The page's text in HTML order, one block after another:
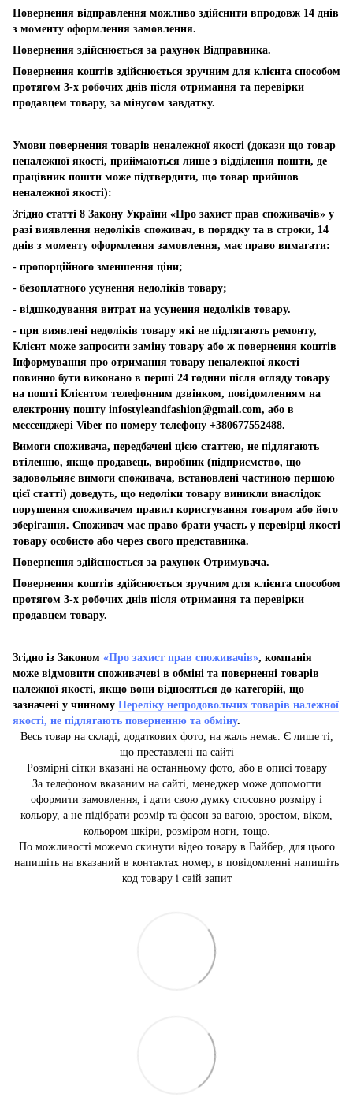
Повернення відправлення можливо здійснити впродовж 14 днів
з моменту оформлення замовлення.
Повернення здійснюється за рахунок Відправника.
Повернення коштів здійснюється зручним для клієнта способом
протягом 3-х робочих днів після отримання та перевірки
продавцем товару, за мінусом завдатку.
Умови повернення товарів неналежної якості (докази що товар
неналежної якості, приймаються лише з відділення пошти, де
працівник пошти може підтвердити, що товар прийшов
неналежної якості):
Згідно статті 8 Закону України «Про захист прав споживачів» у
разі виявлення недоліків споживач, в порядку та в строки, 14
днів з моменту оформлення замовлення, має право вимагати:
- пропорційного зменшення ціни;
- безоплатного усунення недоліків товару;
- відшкодування витрат на усунення недоліків товару.
- при виявлені недоліків товару які не підлягають ремонту,
Клієнт може запросити заміну товару або ж повернення коштів
Інформування про отримання товару неналежної якості
повинно бути виконано в перші 24 години після огляду товару
на пошті Клієнтом телефонним дзвінком, повідомленням на
електронну пошту infostyleandfashion@gmail.com, або в
мессенджері Viber по номеру телефону +380677552488.
Вимоги споживача, передбачені цією статтею, не підлягають
втіленню, якщо продавець, виробник (підприємство, що
задовольняє вимоги споживача, встановлені частиною першою
цієї статті) доведуть, що недоліки товару виникли внаслідок
порушення споживачем правил користування товаром або його
зберігання. Споживач має право брати участь у перевірці якості
товару особисто або через свого представника.
Повернення здійснюється за рахунок Отримувача.
Повернення коштів здійснюється зручним для клієнта способом
протягом 3-х робочих днів після отримання та перевірки
продавцем товару.
Згідно із Законом «Про захист прав споживачів», компанія
може відмовити споживачеві в обміні та поверненні товарів
належної якості, якщо вони відносяться до категорій, що
зазначені у чинному Переліку непродовольчих товарів належної
якості, не підлягають поверненню та обміну.
Весь товар на складі, додаткових фото, на жаль немає. Є лише ті,
що преставлені на сайті
Розмірні сітки вказані на останньому фото, або в описі товару
За телефоном вказаним на сайті, менеджер може допомогти
оформити замовлення, і дати свою думку стосовно розміру і
кольору, а не підібрати розмір та фасон за вагою, зростом, віком,
кольором шкіри, розміром ноги, тощо.
По можливості можемо скинути відео товару в Вайбер, для цього
напишіть на вказаний в контактах номер, в повідомленні напишіть
код товару і свій запит